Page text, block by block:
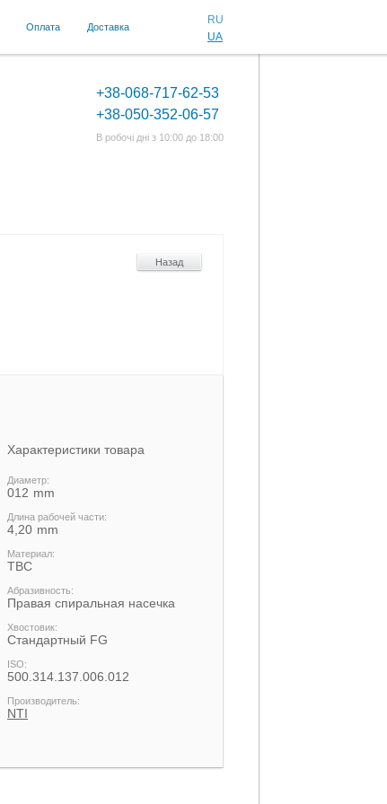
Оплата Доставка
RU
UA
+38-068-717-62-53
+38-050-352-06-57
В робочі дні з 10:00 до 18:00
Назад
Характеристики товара
Диаметр:
012
Длина рабочей части:
4,20
Материал:
ТВС
Абразивность:
Правая спиральная насечка
Хвостовик:
Cтандартный FG
ISO:
500.314.137.006.012
Производитель:
NTI